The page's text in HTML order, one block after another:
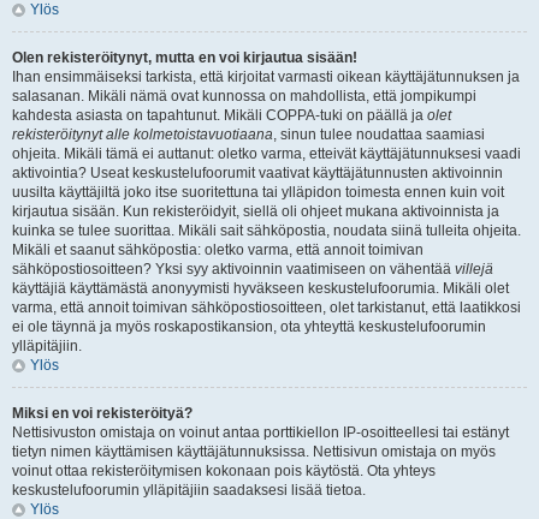
Ylös
Olen rekisteröitynyt, mutta en voi kirjautua sisään!
Ihan ensimmäiseksi tarkista, että kirjoitat varmasti oikean käyttäjätunnuksen ja
salasanan. Mikäli nämä ovat kunnossa on mahdollista, että jompikumpi
kahdesta asiasta on tapahtunut. Mikäli COPPA-tuki on päällä ja olet
rekisteröitynyt alle kolmetoistavuotiaana, sinun tulee noudattaa saamiasi
ohjeita. Mikäli tämä ei auttanut: oletko varma, etteivät käyttäjätunnuksesi vaadi
aktivointia? Useat keskustelufoorumit vaativat käyttäjätunnusten aktivoinnin
uusilta käyttäjiltä joko itse suoritettuna tai ylläpidon toimesta ennen kuin voit
kirjautua sisään. Kun rekisteröidyit, siellä oli ohjeet mukana aktivoinnista ja
kuinka se tulee suorittaa. Mikäli sait sähköpostia, noudata siinä tulleita ohjeita.
Mikäli et saanut sähköpostia: oletko varma, että annoit toimivan
sähköpostiosoitteen? Yksi syy aktivoinnin vaatimiseen on vähentää villejä
käyttäjiä käyttämästä anonyymisti hyväkseen keskustelufoorumia. Mikäli olet
varma, että annoit toimivan sähköpostiosoitteen, olet tarkistanut, että laatikkosi
ei ole täynnä ja myös roskapostikansion, ota yhteyttä keskustelufoorumin
ylläpitäjiin.
Ylös
Miksi en voi rekisteröityä?
Nettisivuston omistaja on voinut antaa porttikiellon IP-osoitteellesi tai estänyt
tietyn nimen käyttämisen käyttäjätunnuksissa. Nettisivun omistaja on myös
voinut ottaa rekisteröitymisen kokonaan pois käytöstä. Ota yhteys
keskustelufoorumin ylläpitäjiin saadaksesi lisää tietoa.
Ylös